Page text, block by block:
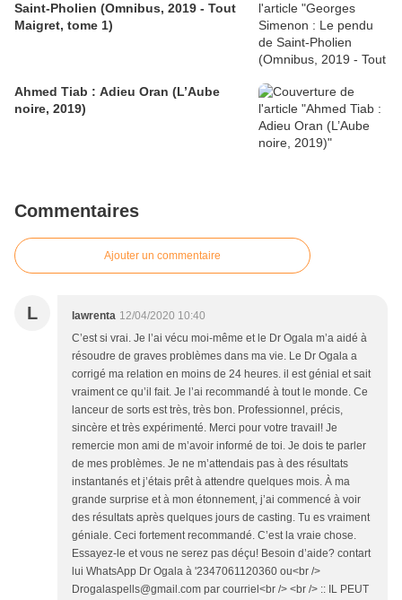
Saint-Pholien (Omnibus, 2019 - Tout
Maigret, tome 1)
Ahmed Tiab : Adieu Oran (L’Aube
noire, 2019)
Commentaires
Ajouter un commentaire
L lawrenta 12/04/2020 10:40
C’est si vrai. Je l’ai vécu moi-même et le Dr Ogala m’a aidé à
résoudre de graves problèmes dans ma vie. Le Dr Ogala a
corrigé ma relation en moins de 24 heures. il est génial et sait
vraiment ce qu’il fait. Je l’ai recommandé à tout le monde. Ce
lanceur de sorts est très, très bon. Professionnel, précis,
sincère et très expérimenté. Merci pour votre travail! Je
remercie mon ami de m’avoir informé de toi. Je dois te parler
de mes problèmes. Je ne m’attendais pas à des résultats
instantanés et j’étais prêt à attendre quelques mois. À ma
grande surprise et à mon étonnement, j’ai commencé à voir
des résultats après quelques jours de casting. Tu es vraiment
géniale. Ceci fortement recommandé. C’est la vraie chose.
Essayez-le et vous ne serez pas déçu! Besoin d’aide? contart
lui WhatsApp Dr Ogala à '2347061120360 ou<br />
Drogalaspells@gmail.com par courriel<br /> <br /> :: IL PEUT